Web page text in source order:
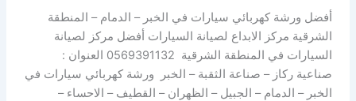
أفضل ورشة كهربائي سيارات في الخبر – الدمام – المنطقة
الشرقية مركز الابداع لصيانة السيارات أفضل مركز لصيانة
السيارات في المنطقة الشرقية 0569391132 العنوان :
صناعية ركاز – صناعة الثقبة – الخبر ورشة كهربائي سيارات في
الخبر – الدمام – الجبيل – الظهران – القطيف – الاحساء –